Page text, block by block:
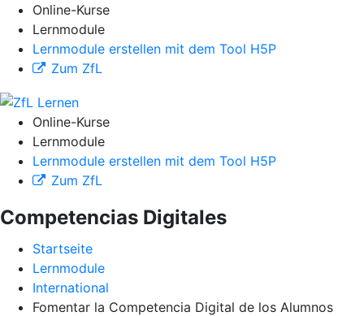
Online-Kurse
Lernmodule
Lernmodule erstellen mit dem Tool H5P
Zum ZfL
Online-Kurse
Lernmodule
Lernmodule erstellen mit dem Tool H5P
Zum ZfL
Competencias Digitales
Startseite
Lernmodule
International
Fomentar la Competencia Digital de los Alumnos